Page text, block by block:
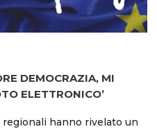
DEMOCRAZIA, MI
ELETTRONICO’
hanno rivelato un